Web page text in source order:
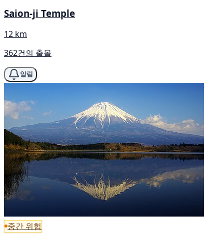
Saion-ji Temple
12 km
362건의 출몰
알림
중간 위험